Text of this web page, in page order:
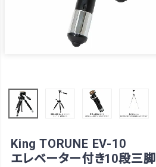
King TORUNE EV-10
エレベーター付き10段三脚